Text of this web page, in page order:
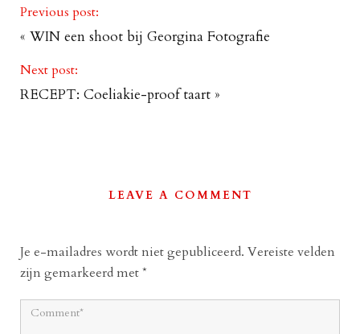
Previous post:
« WIN een shoot bij Georgina Fotografie
Next post:
RECEPT: Coeliakie-proof taart »
LEAVE A COMMENT
Je e-mailadres wordt niet gepubliceerd. Vereiste velden
zijn gemarkeerd met*